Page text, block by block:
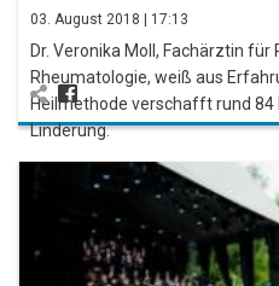
03. August 2018 | 17:13
Dr. Veronika Moll, Fachärztin für
Rheumatologie, weiß aus
Heilmethode verschafft rund 84
Linderung.